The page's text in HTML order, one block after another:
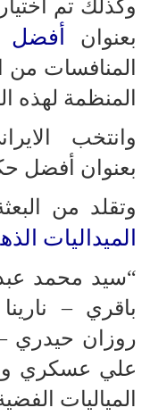
وكذلك تم اختيار
بعنوان
أفضل
المنافسات من
المنظمة لهذه
وانتخب
بعنوان أفضل
وتقلد من
الميداليات
“سيد محمد
باقري –
روزان حيدري
علي عسكري
المياليات